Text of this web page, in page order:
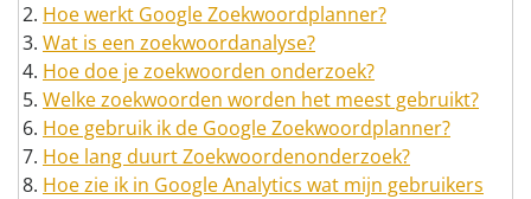
Hoe werkt Google Zoekwoordplanner?
Wat is een zoekwoordanalyse?
Hoe doe je zoekwoorden onderzoek?
Welke zoekwoorden worden het meest gebruikt?
Hoe gebruik ik de Google Zoekwoordplanner?
Hoe lang duurt Zoekwoordenonderzoek?
Hoe zie ik in Google Analytics wat mijn gebruikers